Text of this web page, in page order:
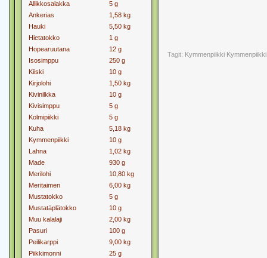
Allikkosalakka
5 g
Ankerias
1,58 kg
Hauki
5,50 kg
Hietatokko
1 g
Hopearuutana
12 g
Isosimppu
250 g
Kiiski
10 g
Kirjolohi
1,50 kg
Kivinilkka
10 g
Kivisimppu
5 g
Kolmipiikki
5 g
Kuha
5,18 kg
Kymmenpiikki
10 g
Lahna
1,02 kg
Made
930 g
Merilohi
10,80 kg
Meritaimen
6,00 kg
Mustatokko
5 g
Mustatäplätokko
10 g
Muu kalalaji
2,00 kg
Pasuri
100 g
Peilikarppi
9,00 kg
Piikkimonni
25 g
Tagit: Kymmenpiikki